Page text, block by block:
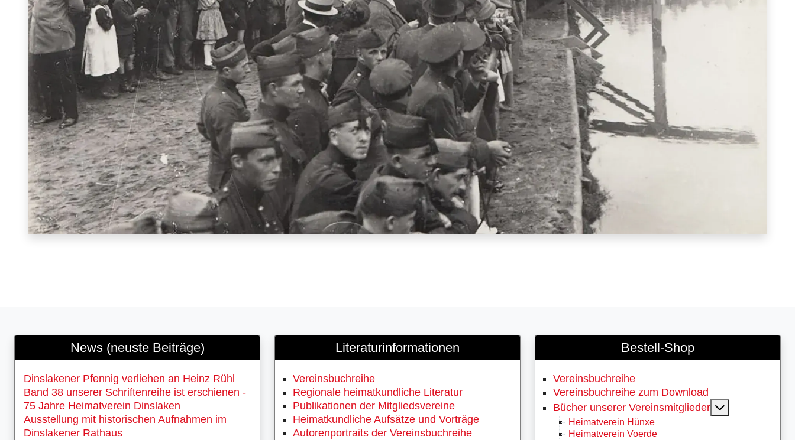
News (neuste Beiträge)
Dinslakener Pfennig verliehen an Heinz Rühl
Band 38 unserer Schriftenreihe ist erschienen -
75 Jahre Heimatverein Dinslaken
Ausstellung mit historischen Aufnahmen im
Dinslakener Rathaus
Literaturinformationen
Vereinsbuchreihe
Regionale heimatkundliche Literatur
Publikationen der Mitgliedsvereine
Heimatkundliche Aufsätze und Vorträge
Autorenportraits der Vereinsbuchreihe
Bestell-Shop
Vereinsbuchreihe
Vereinsbuchreihe zum Download
Bücher unserer Vereinsmitglieder
Heimatverein Hünxe
Heimatverein Voerde